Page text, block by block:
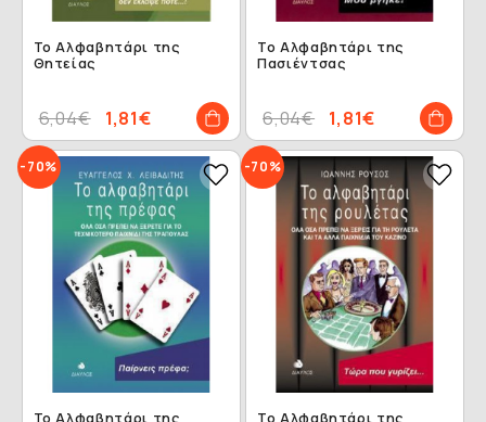
Το Αλφαβητάρι της
Θητείας
1,81€
6,04€
Το Αλφαβητάρι της
Πασιέντσας
1,81€
6,04€
-70%
Το Αλφαβητάρι της
-70%
Το Αλφαβητάρι της